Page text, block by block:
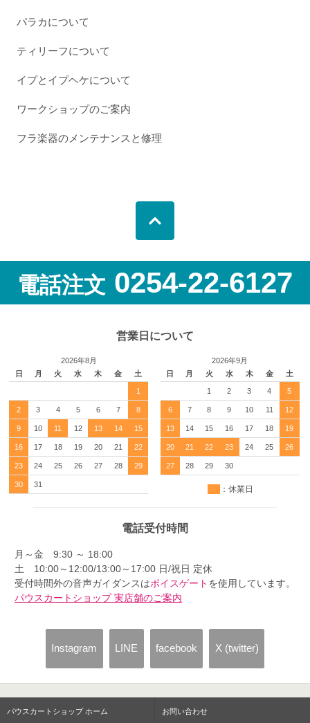
パラカについて
ティリーフについて
イプとイプヘケについて
ワークショップのご案内
フラ楽器のメンテナンスと修理
電話注文 0254-22-6127
営業日について
2026年8月
日
月 火 水 木 金 土
1
2 3 4 5 6 7 8
9 10 11 12 13 14 15
16 17 18 19 20 21 22
23 24 25 26 27 28 29
30 31
2026年9月
日
月 火 水 木 金 土
1 2 3 4 5
6 7 8 9 10 11 12
13 14 15 16 17 18 19
20 21 22 23 24 25 26
27 28 29 30
：休業日
電話受付時間
月～金 9:30 ～ 18:00
土 10:00～12:00/13:00～17:00 日/祝日 定休
受付時間外の音声ガイダンスはボイスゲート を使用しています。
パウスカートショップ 実店舗のご案内
Instagram LINE facebook X (twitter)
パウスカートショップ ホーム お問い合わせ